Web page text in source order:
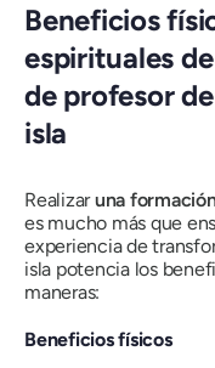
Beneficios
espirituales
de profesor
isla
Realizaruna
es mucho más que
experiencia de
isla potencia los
maneras:
Beneficios físicos